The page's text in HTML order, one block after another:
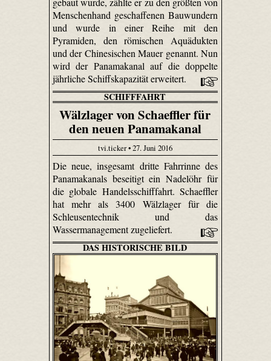
Menschenhand geschaffenen Bauwundern
und wurde in einer Reihe mit den
Pyramiden, den römischen Aquädukten
und der Chinesischen Mauer genannt. Nun
wird der Panamakanal auf die doppelte
jährliche Schiffskapazität erweitert.
SCHIFFFAHRT
Wälzlager von Schaeffler für
den neuen Panamakanal
tvi.ticker • 27. Juni 2016
Die neue, insgesamt dritte Fahrrinne des
Panamakanals beseitigt ein Nadelöhr für
die globale Handelsschifffahrt. Schaeffler
hat mehr als 3400 Wälzlager für die
Schleusentechnik und das
Wassermanagement zugeliefert.
DAS HISTORISCHE BILD